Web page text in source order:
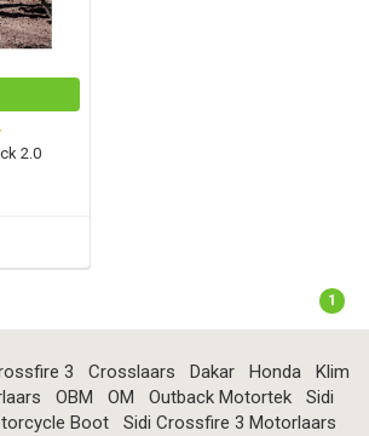
2.0
1
3 Crosslaars Dakar Honda
Klim
OBM OM Outback Motortek
Sidi
Boot
Sidi Crossfire 3 Motorlaars